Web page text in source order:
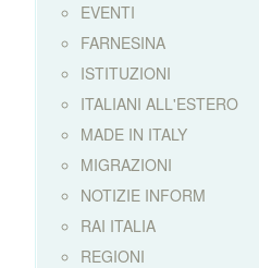
EVENTI
FARNESINA
ISTITUZIONI
ITALIANI ALL'ESTERO
MADE IN ITALY
MIGRAZIONI
NOTIZIE INFORM
RAI ITALIA
REGIONI